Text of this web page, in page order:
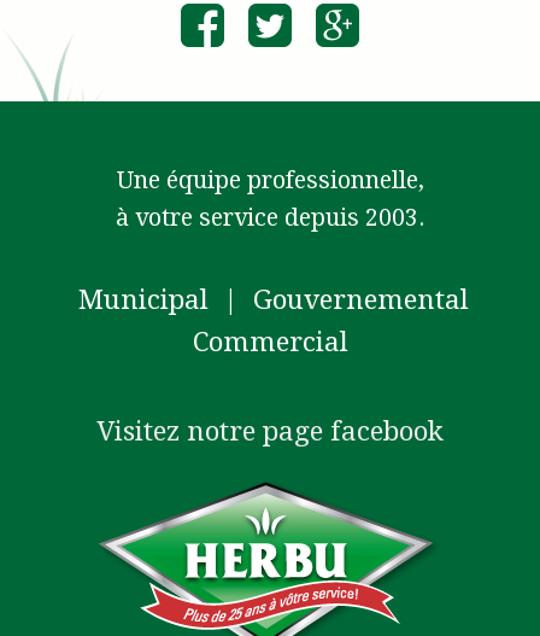
Une équipe professionnelle,
à votre service depuis 2003.
Municipal | Gouvernemental
Commercial
Visitez notre page facebook